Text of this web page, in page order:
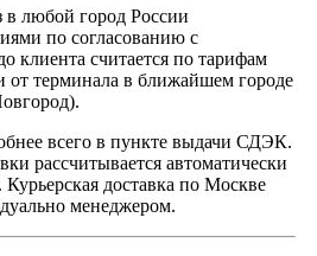
любой город России
по согласованию с
клиента считается по тарифам
от терминала в ближайшем городе
всего в пункте выдачи СДЭК.
рассчитывается автоматически
доставка по Москве
менеджером.